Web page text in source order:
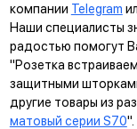
Суппорт
многопостовые
ДИАГОНАЛЬНЫЕ
Предназначены для
компании Telegram
Наши специалисты
радостью помогут
"Розетка
защитными
другие товары из
матовый серии S70".